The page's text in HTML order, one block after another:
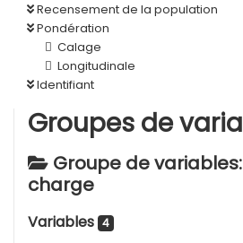
Recensement de la population
Pondération
Calage
Longitudinale
Identifiant
Groupes de
Groupe de
charge
Variables 4